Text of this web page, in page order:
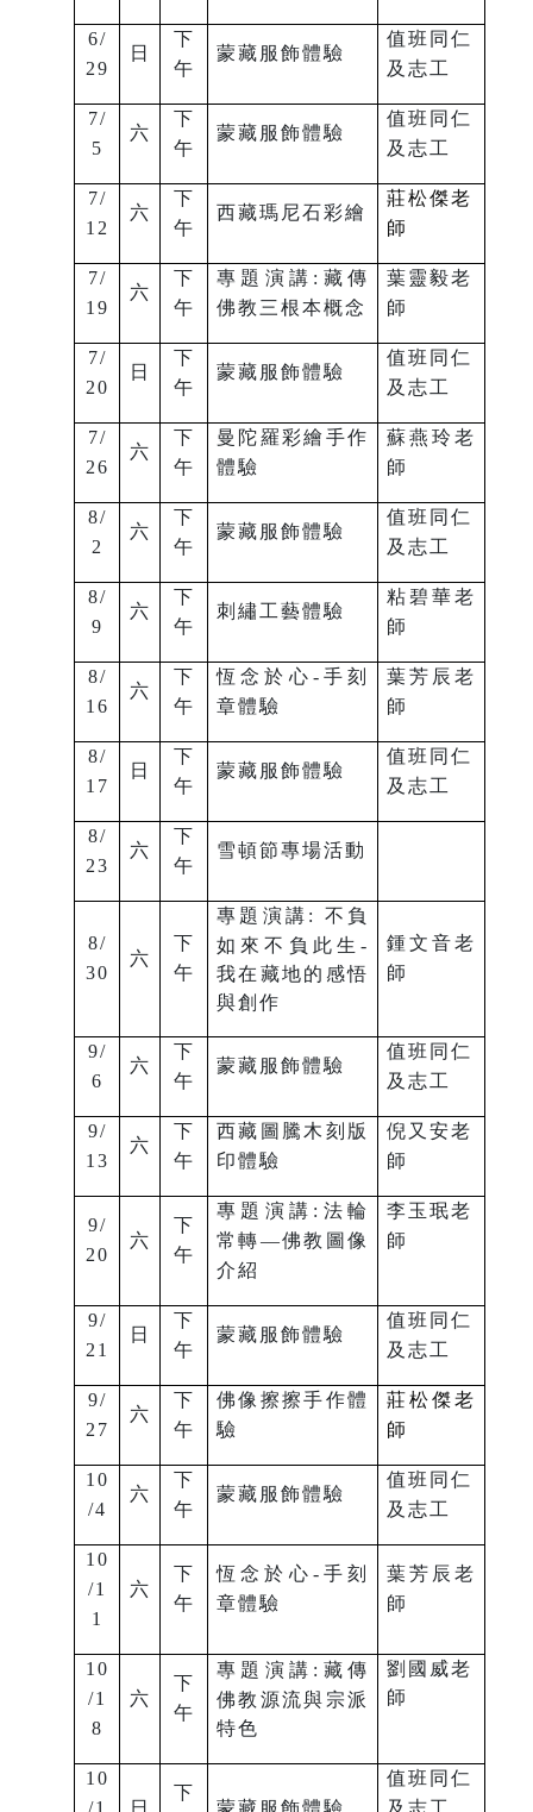
6/
29
日
下
午
蒙藏服飾體驗
值班同仁
及志工
7/
5
六
下
午
蒙藏服飾體驗
值班同仁
及志工
7/
12
六
下
午
西藏瑪尼石彩繪
莊松傑老
師
7/
19
六
下
午
專題演講:藏傳
佛教三根本概念
葉靈毅老
師
7/
20
日
下
午
蒙藏服飾體驗
值班同仁
及志工
7/
26
六
下
午
曼陀羅彩繪手作
體驗
蘇燕玲老
師
8/
2
六
下
午
蒙藏服飾體驗
值班同仁
及志工
8/
9
六
下
午
刺繡工藝體驗
粘碧華老
師
8/
16
六
下
午
恆念於心-手刻
章體驗
葉芳辰老
師
8/
17
日
下
午
蒙藏服飾體驗
值班同仁
及志工
8/
23
六
下
午
雪頓節專場活動
8/
30
六
下
午
專題演講:
不負
如來不負此生-
我在藏地的感悟
與創作
鍾文音老
師
9/
6
六
下
午
蒙藏服飾體驗
值班同仁
及志工
9/
13
六
下
午
西藏圖騰木刻版
印體驗
倪又安老
師
9/
20
六
下
午
專題演講:法輪
常轉—佛教圖像
介紹
李玉珉老
師
9/
21
日
下
午
蒙藏服飾體驗
值班同仁
及志工
9/
27
六
下
午
佛像擦擦手作體
驗
莊松傑老
師
10
/4
六
下
午
蒙藏服飾體驗
值班同仁
及志工
10
/1
1
六
下
午
恆念於心-手刻
章體驗
葉芳辰老
師
10
/1
8
六
下
午
專題演講: 藏傳
佛教源流與宗派
特色
劉國威老
師
10
/1
日
下
蒙藏服飾體驗
值班同仁
及志工